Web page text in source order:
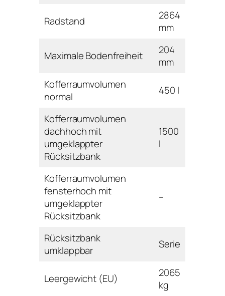
Radstand
2864
mm
Maximale Bodenfreiheit
204
mm
Kofferraumvolumen
normal
450 l
Kofferraumvolumen
dachhoch mit
umgeklappter
Rücksitzbank
1500
l
Kofferraumvolumen
fensterhoch mit
umgeklappter
Rücksitzbank
–
Rücksitzbank
umklappbar
Serie
Leergewicht (EU)
2065
kg